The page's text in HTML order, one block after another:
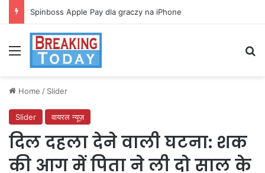
Spinboss Apple Pay dla graczy na iPhone
Menu
Home / Slider
Slider वायरल न्यूज़
दिल दहला देने वाली घटना: शक
की आग में पिता ने ली दो साल के